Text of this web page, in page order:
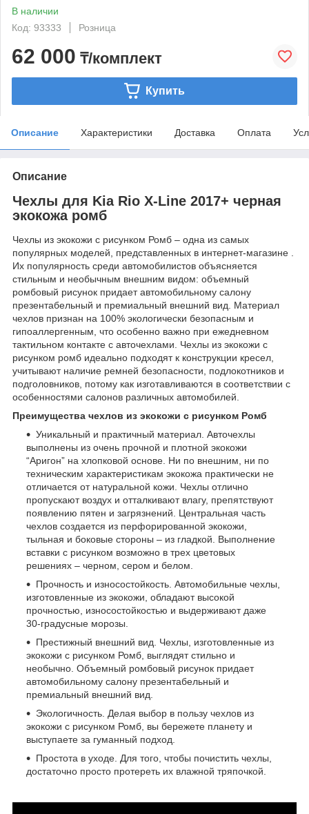
В наличии
Код: 93333
Розница
62 000 ₸/комплект
Купить
Описание Характеристики Доставка Оплата
Описание
Чехлы для Kia Rio X-Line 2017+ черная
экокожа ромб
Чехлы из экокожи с рисунком Ромб – одна из самых
популярных моделей, представленных в интернет-магазине .
Их популярность среди автомобилистов объясняется
стильным и необычным внешним видом: объемный
ромбовый рисунок придает автомобильному салону
презентабельный и премиальный внешний вид. Материал
чехлов признан на 100% экологически безопасным и
гипоаллергенным, что особенно важно при ежедневном
тактильном контакте с авточехлами. Чехлы из экокожи с
рисунком ромб идеально подходят к конструкции кресел,
учитывают наличие ремней безопасности, подлокотников и
подголовников, потому как изготавливаются в соответствии с
особенностями салонов различных автомобилей.
Преимущества чехлов из экокожи с рисунком Ромб
Уникальный и практичный материал. Авточехлы
выполнены из очень прочной и плотной экокожи
“Аригон” на хлопковой основе. Ни по внешним, ни по
техническим характеристикам экокожа практически не
отличается от натуральной кожи. Чехлы отлично
пропускают воздух и отталкивают влагу, препятствуют
появлению пятен и загрязнений. Центральная часть
чехлов создается из перфорированной экокожи,
тыльная и боковые стороны – из гладкой. Выполнение
вставки с рисунком возможно в трех цветовых
решениях – черном, сером и белом.
Прочность и износостойкость. Автомобильные чехлы,
изготовленные из экокожи, обладают высокой
прочностью, износостойкостью и выдерживают даже
30-градусные морозы.
Престижный внешний вид. Чехлы, изготовленные из
экокожи с рисунком Ромб, выглядят стильно и
необычно. Объемный ромбовый рисунок придает
автомобильному салону презентабельный и
премиальный внешний вид.
Экологичность. Делая выбор в пользу чехлов из
экокожи с рисунком Ромб, вы бережете планету и
выступаете за гуманный подход.
Простота в уходе. Для того, чтобы почистить чехлы,
достаточно просто протереть их влажной тряпочкой.